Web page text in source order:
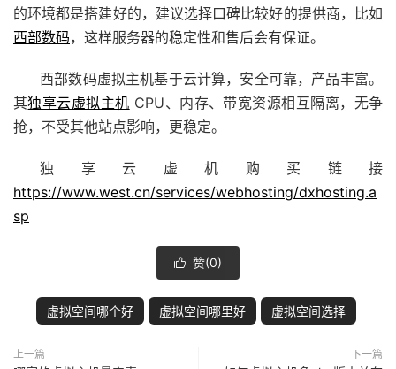
的环境都是搭建好的，建议选择口碑比较好的提供商，比如
西部数码，这样服务器的稳定性和售后会有保证。
西部数码虚拟主机基于云计算，安全可靠，产品丰富。
其独享云虚拟主机 CPU、内存、带宽资源相互隔离，无争
抢，不受其他站点影响，更稳定。
独享云虚机购买链接
https://www.west.cn/services/webhosting/dxhosting.a
sp
 赞(0)
虚拟空间哪个好 虚拟空间哪里好 虚拟空间选择
上一篇 下一篇